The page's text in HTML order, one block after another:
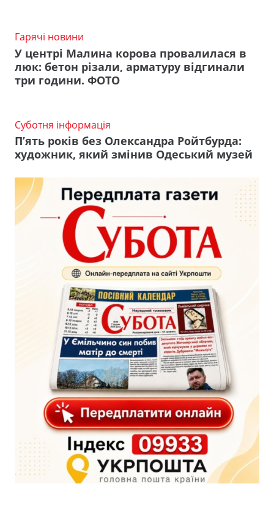
Гарячі новини
У центрі Малина корова провалилася в
люк: бетон різали, арматуру відгинали
три години. ФОТО
Суботня інформація
П’ять років без Олександра Ройтбурда:
художник, який змінив Одеський музей